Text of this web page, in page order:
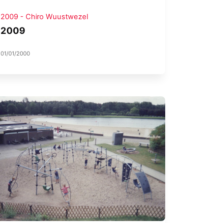
2009 - Chiro Wuustwezel
2009
01/01/2000